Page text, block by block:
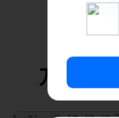
万兴图